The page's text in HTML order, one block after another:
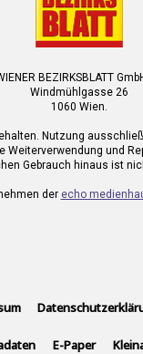
BEZIRKSBLATT
Windmühlgasse 26
1060 Wien.
Nutzung
Weiterverwendung und
Gebrauch hinaus ist
der echo
E-Paper